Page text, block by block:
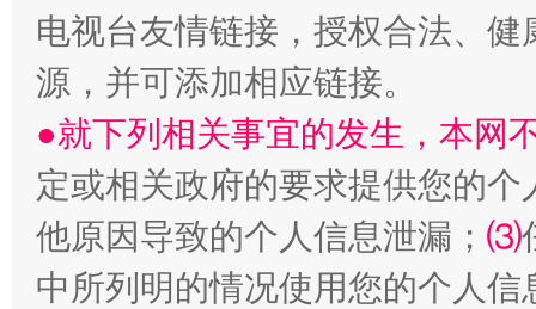
受贿1.44亿！段成刚被判无期 从幼
电视台友情链接，授权合法、
源，并可添加相应链接。
●就下列相关事宜的发生，本网
定或相关政府的要求提供您的个
他原因导致的个人信息泄漏； ⑶
中所列明的情况使用您的个人